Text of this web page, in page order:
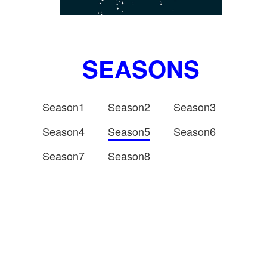
SEASONS
Season1 Season2
Season3
Season4
Season5
Season6
Season7
Season8